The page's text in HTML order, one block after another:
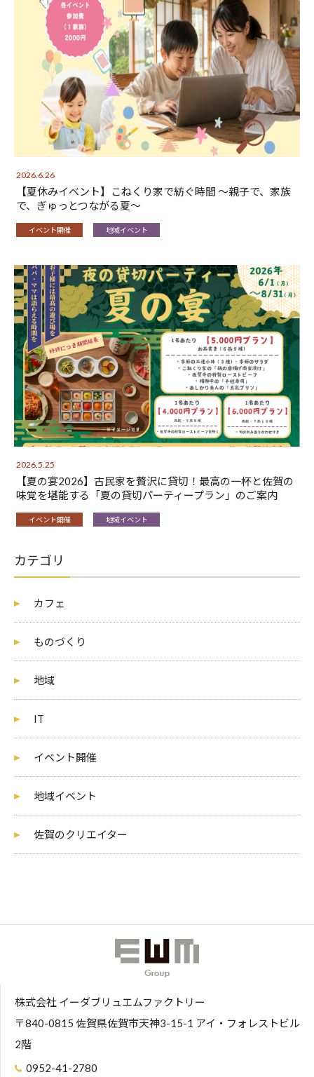
2026.6.26
【夏休みイベント】こねくり家で紡ぐ時間 〜親子で、家族
で、ぎゅっとつながる夏〜
イベント開催 地域イベント
2026.5.25
【夏の宴2026】古民家を贅沢に貸切！最高の一杯と佐賀の
味覚を堪能する「夏の貸切パーティープラン」のご案内
イベント開催 地域イベント
カテゴリ
カフェ
ものづくり
地域
IT
イベント開催
地域イベント
佐賀のクリエイター
株式会社 イーダブリュエムファクトリー
〒840-0815 佐賀県佐賀市天神3-15-1 アイ・フォレストビル
2階
0952-41-2780